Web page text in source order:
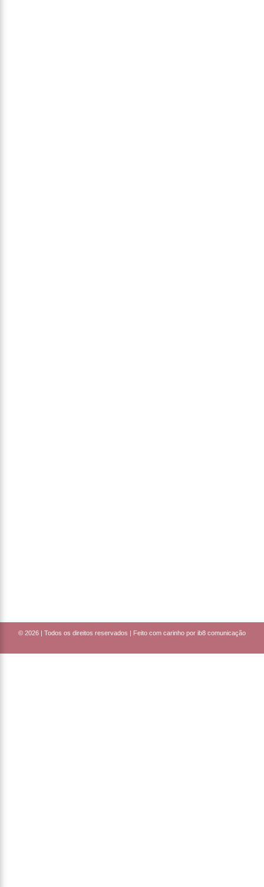
© 2026 | Todos os direitos reservados | Feito com carinho por ib8 comunicação